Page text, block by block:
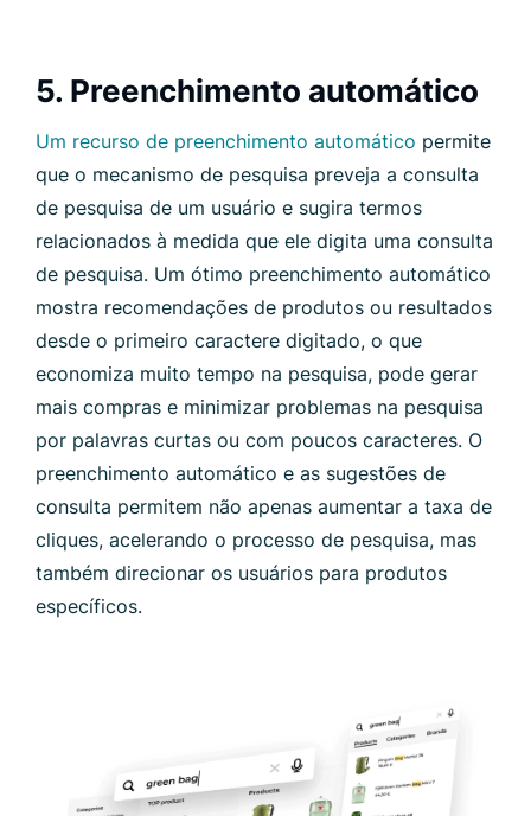
5. Preenchimento automático
Um recurso de preenchimento automático permite
que o mecanismo de pesquisa preveja a consulta
de pesquisa de um usuário e sugira termos
relacionados à medida que ele digita uma consulta
de pesquisa. Um ótimo preenchimento automático
mostra recomendações de produtos ou resultados
desde o primeiro caractere digitado, o que
economiza muito tempo na pesquisa, pode gerar
mais compras e minimizar problemas na pesquisa
por palavras curtas ou com poucos caracteres. O
preenchimento automático e as sugestões de
consulta permitem não apenas aumentar a taxa de
cliques, acelerando o processo de pesquisa, mas
também direcionar os usuários para produtos
específicos.